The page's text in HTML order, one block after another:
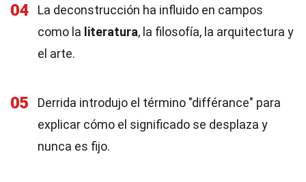
04
La deconstrucción ha influido en campos
como la literatura, la filosofía, la arquitectura y
el arte.
05
Derrida introdujo el término "différance" para
explicar cómo el significado se desplaza y
nunca es fijo.